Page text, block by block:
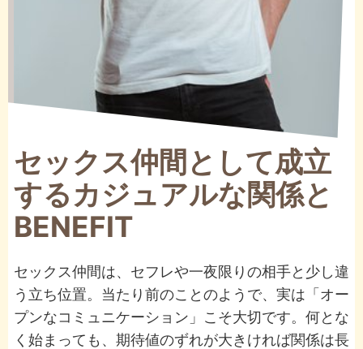
セックス仲間として成立
するカジュアルな関係と
BENEFIT
セックス仲間は、セフレや一夜限りの相手と少し違
う立ち位置。当たり前のことのようで、実は「オー
プンなコミュニケーション」こそ大切です。何とな
く始まっても、期待値のずれが大きければ関係は長